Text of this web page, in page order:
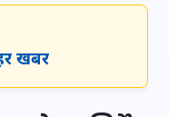
खबर